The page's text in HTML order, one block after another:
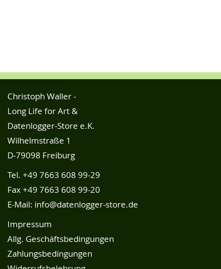
Christoph Waller -
Long Life for Art &
Datenlogger-Store e.K.
Wilhelmstraße 1
D-79098 Freiburg
Tel. +49 7663 608 99-29
Fax +49 7663 608 99-20
E-Mail: info@datenlogger-store.de
Impressum
Allg. Geschäftsbedingungen
Zahlungsbedingungen